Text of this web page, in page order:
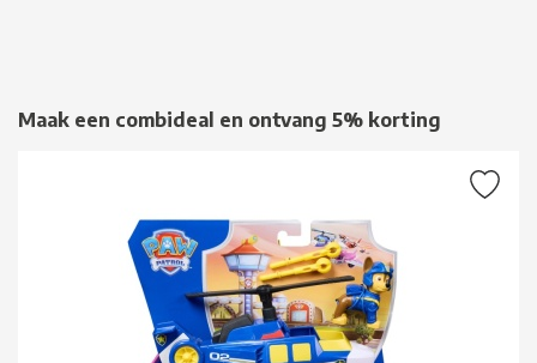
Maak een combideal en ontvang 5% korting